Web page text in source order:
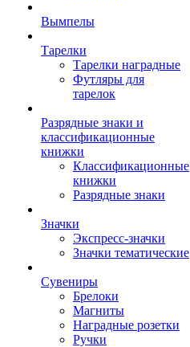
Вымпелы
Тарелки
Тарелки наградные
Футляры для
тарелок
Разрядные знаки и
классификационные
книжки
Классификационные
книжки
Разрядные знаки
Значки
Экспресс-значки
Значки тематические
Сувениры
Брелоки
Магниты
Наградные розетки
Ручки